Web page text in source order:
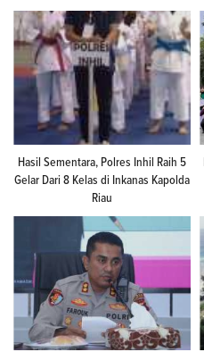
Hasil Sementara, Polres Inhil Raih 5
Gelar Dari 8 Kelas di Inkanas Kapolda
Riau